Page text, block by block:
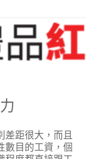
差距很大，而且
數目的工資，個